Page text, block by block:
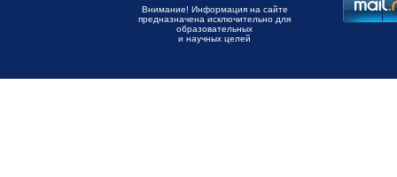
Внимание! Информация на сайте
предназначена исключительно для
образовательных
и научных целей